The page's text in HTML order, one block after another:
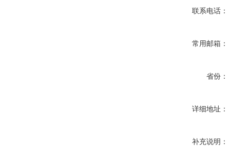
联系电话：
常用邮箱：
省份：
详细地址：
补充说明：